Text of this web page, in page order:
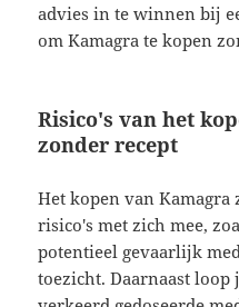
advies in te winnen bij
om Kamagra te kopen
Risico's van het
zonder recept
Het kopen van Kamagra
risico's met zich mee,
potentieel gevaarlijk
toezicht. Daarnaast